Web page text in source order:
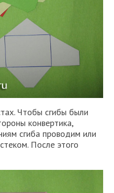
Чтобы сгибы были
конвертика,
сгиба проводим или
После этого